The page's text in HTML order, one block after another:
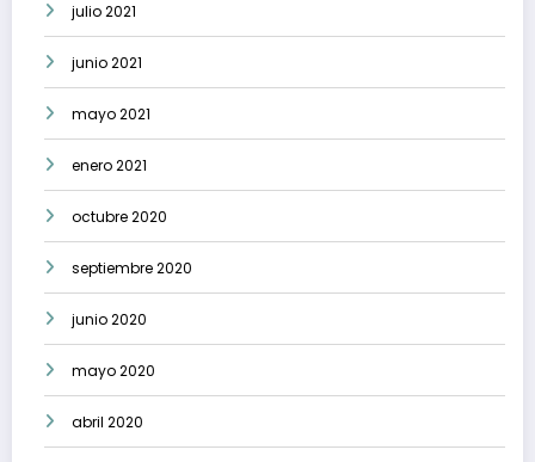
julio 2021
junio 2021
mayo 2021
enero 2021
octubre 2020
septiembre 2020
junio 2020
mayo 2020
abril 2020